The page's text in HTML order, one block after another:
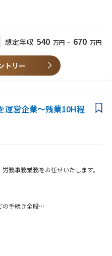
す。
窓口業務
応窓口
易い環境提供を考えたり、所外向け
々な形で進めており、企画力やコ
できます。
を広げ、将来的には組織横断的に
いただけます。
日本最北端の製油所です。 1973
各地では、石油製品のなかでも暖
そのエネルギーニーズに応えるた
います。このように、需要の多い
給に努めています。
ル。1年間で札幌ドーム約5.5杯分
想定年収 540 万円 ~ 670 万円
トリー
運営企業～残業10H程
務事務業務をお任せいたします。
の手続き全般